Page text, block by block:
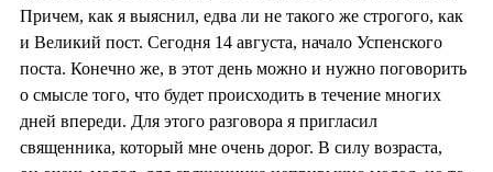
Причем, как я выяснил, едва ли не такого же строгого, как
и Великий пост. Сегодня 14 августа, начало Успенского
поста. Конечно же, в этот день можно и нужно поговорить
о смысле того, что будет происходить в течение многих
дней впереди. Для этого разговора я пригласил
священника, который мне очень дорог. В силу возраста,